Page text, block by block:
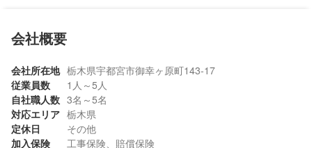
会社概要
会社所在地 栃木県宇都宮市御幸ヶ原町143-17
従業員数
1人～5人
自社職人数 3名～5名
対応エリア 栃木県
定休日
その他
加入保険
工事保険、賠償保険